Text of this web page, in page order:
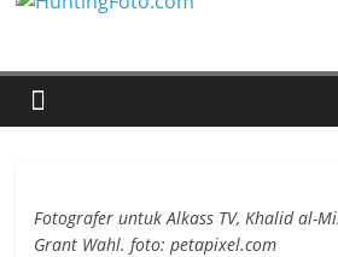
Portal
Berita
Fotografer untuk Alkass TV, Khalid al-
Grant Wahl. foto: petapixel.com